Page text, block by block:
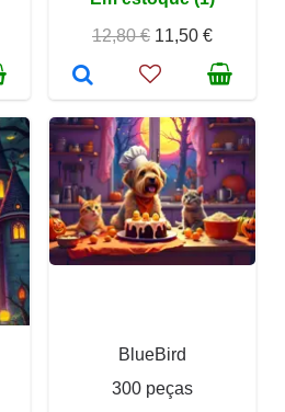
12,80 € 11,50 €
BlueBird
300 peças